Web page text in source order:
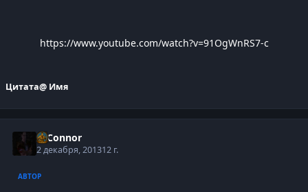
https://www.youtube.com/watch?v=91OgWnRS7-c
Цитата@ Имя
O'Connor
2 декабря, 201312 г.
АВТОР